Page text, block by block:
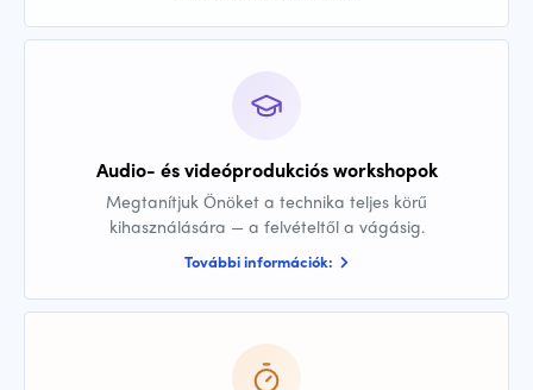
Audio- és videóprodukciós workshopok
Megtanítjuk Önöket a technika teljes körű
kihasználására — a felvételtől a vágásig.
További információk: